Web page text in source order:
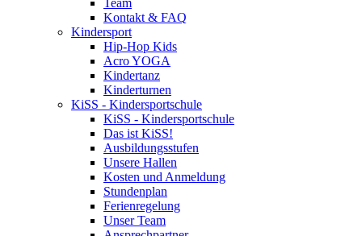
Team
Kontakt & FAQ
Kindersport
Hip-Hop Kids
Acro YOGA
Kindertanz
Kinderturnen
KiSS - Kindersportschule
KiSS - Kindersportschule
Das ist KiSS!
Ausbildungsstufen
Unsere Hallen
Kosten und Anmeldung
Stundenplan
Ferienregelung
Unser Team